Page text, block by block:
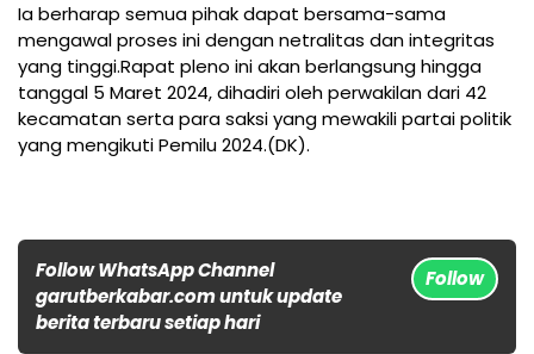
Ia berharap semua pihak dapat bersama-sama
mengawal proses ini dengan netralitas dan integritas
yang tinggi.Rapat pleno ini akan berlangsung hingga
tanggal 5 Maret 2024, dihadiri oleh perwakilan dari 42
kecamatan serta para saksi yang mewakili partai politik
yang mengikuti Pemilu 2024.(DK).
Follow WhatsApp Channel
garutberkabar.com untuk update
berita terbaru setiap hari
Follow